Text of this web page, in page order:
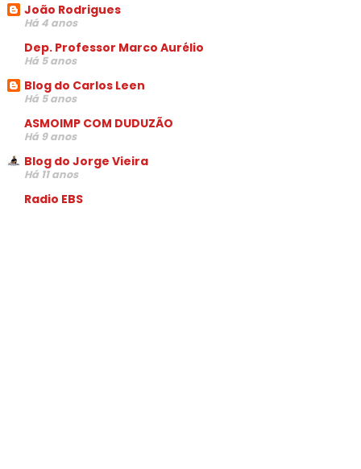
João Rodrigues
Há 4 anos
Dep. Professor Marco Aurélio
Há 5 anos
Blog do Carlos Leen
Há 5 anos
ASMOIMP COM DUDUZÃO
Há 9 anos
Blog do Jorge Vieira
Há 11 anos
Radio EBS